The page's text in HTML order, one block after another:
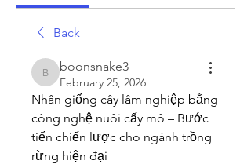
Back
boonsnake3
boonsnake3
February 25, 2026
Nhân giống cây lâm nghiệp bằng
công nghệ nuôi cấy mô – Bước
tiến chiến lược cho ngành trồng
rừng hiện đại